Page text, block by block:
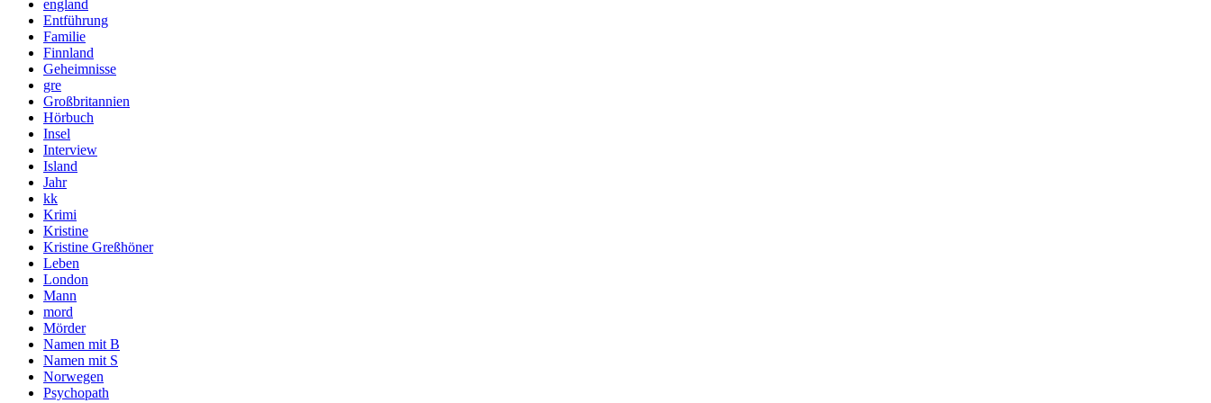
england
Entführung
Familie
Finnland
Geheimnisse
gre
Großbritannien
Hörbuch
Insel
Interview
Island
Jahr
kk
Krimi
Kristine
Kristine Greßhöner
Leben
London
Mann
mord
Mörder
Namen mit B
Namen mit S
Norwegen
Psychopath